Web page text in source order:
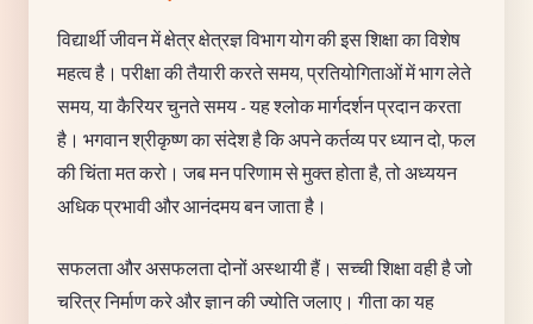
विद्यार्थी जीवन में क्षेत्र क्षेत्रज्ञ विभाग योग की इस शिक्षा का विशेष
महत्व है। परीक्षा की तैयारी करते समय, प्रतियोगिताओं में भाग लेते
समय, या कैरियर चुनते समय - यह श्लोक मार्गदर्शन प्रदान करता
है। भगवान श्रीकृष्ण का संदेश है कि अपने कर्तव्य पर ध्यान दो, फल
की चिंता मत करो। जब मन परिणाम से मुक्त होता है, तो अध्ययन
अधिक प्रभावी और आनंदमय बन जाता है।
सफलता और असफलता दोनों अस्थायी हैं। सच्ची शिक्षा वही है जो
चरित्र निर्माण करे और ज्ञान की ज्योति जलाए। गीता का यह